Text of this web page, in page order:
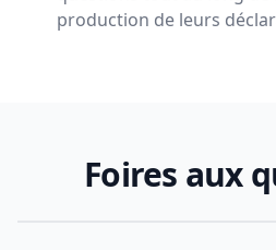
production de leurs
Foires aux